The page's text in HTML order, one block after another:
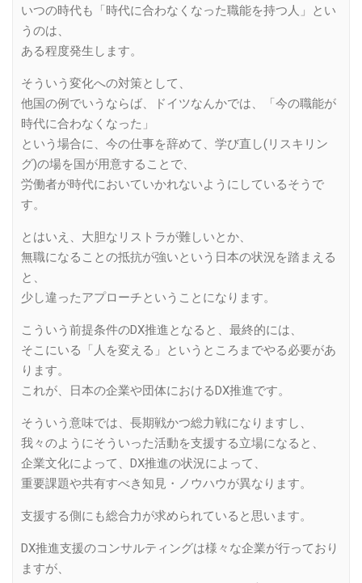
いつの時代も「時代に合わなくなった職能を持つ人」とい
うのは、
ある程度発生します。
そういう変化への対策として、
他国の例でいうならば、ドイツなんかでは、「今の職能が
時代に合わなくなった」
という場合に、今の仕事を辞めて、学び直し(リスキリン
グ)の場を国が用意することで、
労働者が時代においていかれないようにしているそうで
す。
とはいえ、大胆なリストラが難しいとか、
無職になることの抵抗が強いという日本の状況を踏まえる
と、
少し違ったアプローチということになります。
こういう前提条件のDX推進となると、最終的には、
そこにいる「人を変える」というところまでやる必要があ
ります。
これが、日本の企業や団体におけるDX推進です。
そういう意味では、長期戦かつ総力戦になりますし、
我々のようにそういった活動を支援する立場になると、
企業文化によって、DX推進の状況によって、
重要課題や共有すべき知見・ノウハウが異なります。
支援する側にも総合力が求められていると思います。
DX推進支援のコンサルティングは様々な企業が行っており
ますが、